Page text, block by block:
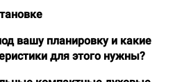
вашу планировку и какие
для этого нужны?